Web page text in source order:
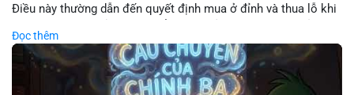
Điều này thường dẫn đến quyết định mua ở đỉnh và thua lỗ khi
chiến lược đầu tư rõ ràng.
🎥 Xem video trực tiếp tại:
Đọc thêm